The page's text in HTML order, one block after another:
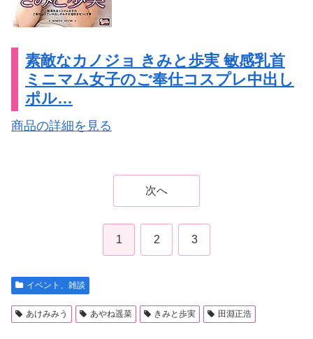
素敵なカノジョ きみと歩実 敏感乳首
ミニマム女子のご奉仕コスプレ中出し
ポル…
商品の詳細を見る
次へ
1 2 3
イベント、雑談
あけみみう あやね遥菜 きみと歩実 田淵正浩